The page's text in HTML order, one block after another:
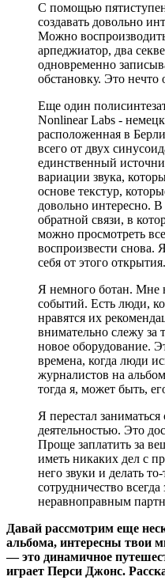
С помощью
создавать довольно
Можно
арпеджиатор, два
одновременно
обстановку. Это нечто
Еще один
Nonlinear Labs -
расположенная в
всего от двух
единственный
вариации звука,
основе текстур,
довольно интересно. В
обратной связи, в
можно просмотреть
воспроизвести снова.
себя от этого открытия.
Я немного ботан. Мне
событий. Есть люди,
нравятся их
внимательно слежу за
новое оборудование.
времена, когда люди
журналистов на
тогда я, может быть,
Я перестал
деятельностью. Это
Проще заплатить за
иметь никаких дел с
него звуки и делать
сотрудничество всегда
неравноправным
Давай рассмотрим еще
альбома, интересны твои
— это динамичное
играет Перси Джонс.